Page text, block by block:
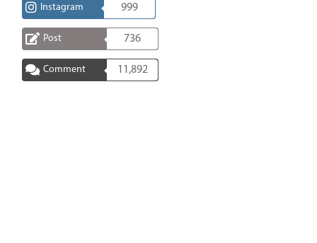
Instagram 999
Post 736
Comment 11,892